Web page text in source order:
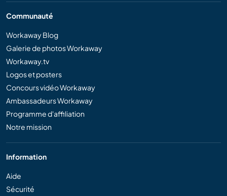
Communauté
Workaway Blog
Galerie de photos Workaway
Workaway.tv
Logos et posters
Concours vidéo Workaway
Ambassadeurs Workaway
Programme d'affiliation
Notre mission
Information
Aide
Sécurité